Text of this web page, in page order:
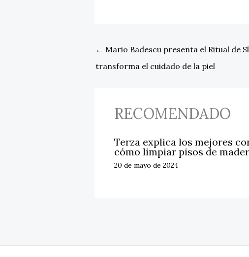
← Mario Badescu presenta el Ritual de
transforma el cuidado de la piel
RECOMENDADO
Terza explica los mejores
cómo limpiar pisos de
20 de mayo de 2024